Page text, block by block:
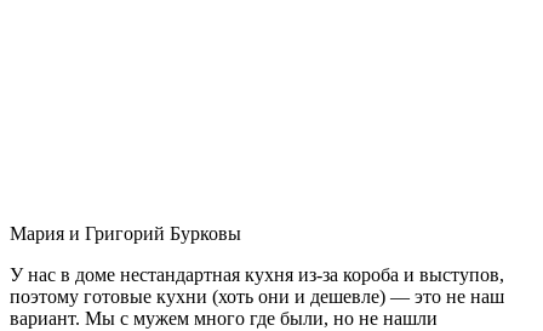
Мария и Григорий Бурковы
У нас в доме нестандартная кухня из-за короба и выступов,
поэтому готовые кухни (хоть они и дешевле) — это не наш
вариант. Мы с мужем много где были, но не нашли